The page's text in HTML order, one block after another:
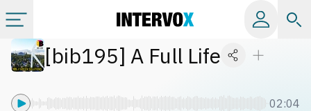
Kategorien
Alle Alben
[bib195] A Full Life
02:04